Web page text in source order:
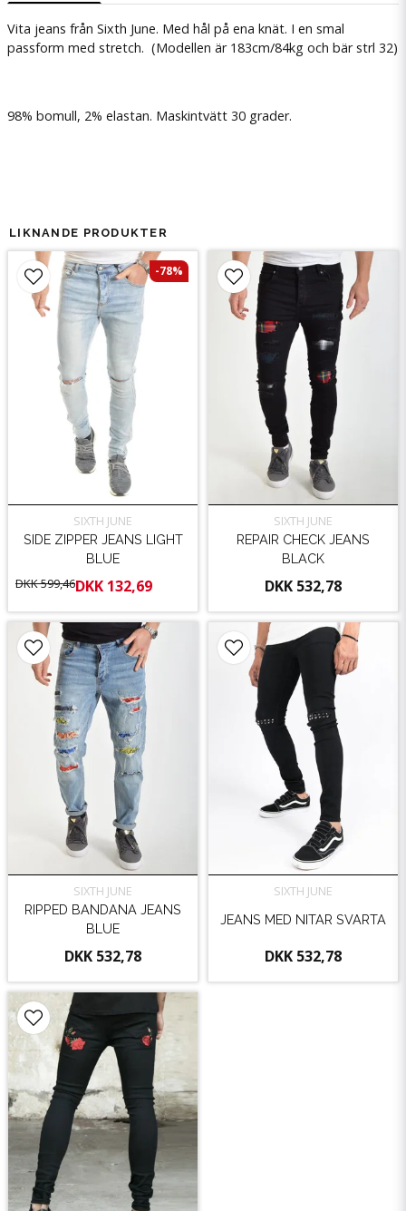
Vita jeans från Sixth June. Med hål på ena knät. I en smal
passform med stretch. (Modellen är 183cm/84kg och bär strl 32)
98% bomull, 2% elastan. Maskintvätt 30 grader.
LIKNANDE PRODUKTER
SIXTH JUNE
SIDE ZIPPER JEANS LIGHT
BLUE
DKK 599,46DKK 132,69
-78%
SIXTH JUNE
REPAIR CHECK JEANS
BLACK
DKK 532,78
SIXTH JUNE
RIPPED BANDANA JEANS
BLUE
DKK 532,78
SIXTH JUNE
JEANS MED NITAR SVARTA
DKK 532,78